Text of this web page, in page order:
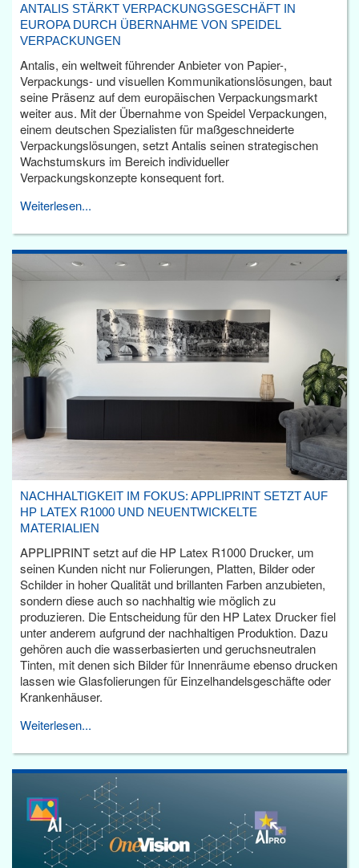
ANTALIS STÄRKT VERPACKUNGSGESCHÄFT IN
EUROPA DURCH ÜBERNAHME VON SPEIDEL
VERPACKUNGEN
Antalis, ein weltweit führender Anbieter von Papier-,
Verpackungs- und visuellen Kommunikationslösungen, baut
seine Präsenz auf dem europäischen Verpackungsmarkt
weiter aus. Mit der Übernahme von Speidel Verpackungen,
einem deutschen Spezialisten für maßgeschneiderte
Verpackungslösungen, setzt Antalis seinen strategischen
Wachstumskurs im Bereich individueller
Verpackungskonzepte konsequent fort.
Weiterlesen...
NACHHALTIGKEIT IM FOKUS: APPLIPRINT SETZT AUF
HP LATEX R1000 UND NEUENTWICKELTE
MATERIALIEN
APPLIPRINT setzt auf die HP Latex R1000 Drucker, um
seinen Kunden nicht nur Folierungen, Platten, Bilder oder
Schilder in hoher Qualität und brillanten Farben anzubieten,
sondern diese auch so nachhaltig wie möglich zu
produzieren. Die Entscheidung für den HP Latex Drucker fiel
unter anderem aufgrund der nachhaltigen Produktion. Dazu
gehören auch die wasserbasierten und geruchsneutralen
Tinten, mit denen sich Bilder für Innenräume ebenso drucken
lassen wie Glasfolierungen für Einzelhandelsgeschäfte oder
Krankenhäuser.
Weiterlesen...